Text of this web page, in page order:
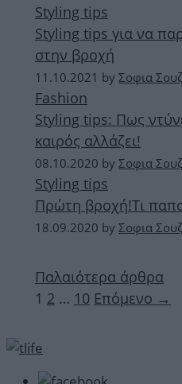
Styling tips
Styling tips για να
στην βροχή
11.10.2021 by Σοφια
Fashion
Styling tips: Πως
καιρός αλλάζει!
08.10.2020 by Σοφια
Styling tips
Πρώτη βροχή!Τι
18.09.2020 by Σοφια
Παλαιότερα άρθρα
Σελίδα
1 Σελίδα
2 … Σελίδα
10 Επόμενο →